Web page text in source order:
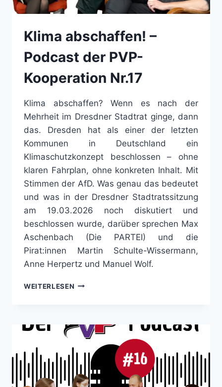
Klima abschaffen! –
Podcast der PVP-
Kooperation Nr.17
Klima abschaffen? Wenn es nach der
Mehrheit im Dresdner Stadtrat ginge, dann
das. Dresden hat als einer der letzten
Kommunen in Deutschland ein
Klimaschutzkonzept beschlossen – ohne
klaren Fahrplan, ohne konkreten Inhalt. Mit
Stimmen der AfD. Was genau das bedeutet
und was in der Dresdner Stadtratssitzung
am 19.03.2026 noch diskutiert und
beschlossen wurde, darüber sprechen Max
Aschenbach (Die PARTEI) und die
Pirat:innen Martin Schulte-Wissermann,
Anne Herpertz und Manuel Wolf.
WEITERLESEN KLIMA
DER
PVP-
KOOPERATION
NR.17